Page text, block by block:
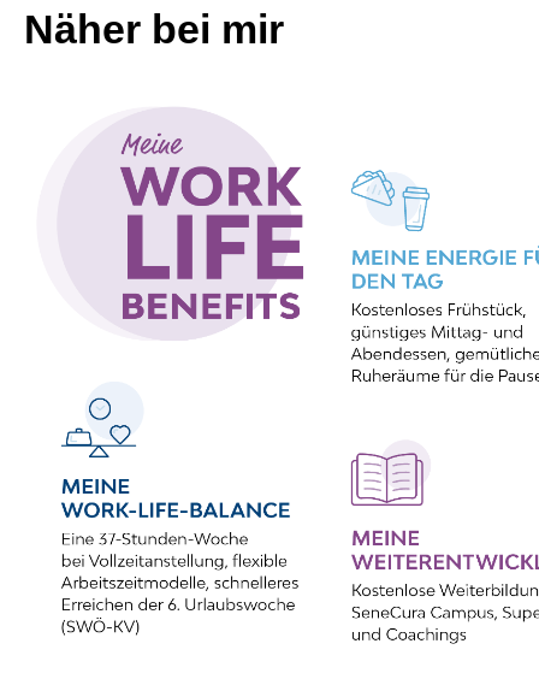
Näher bei mir